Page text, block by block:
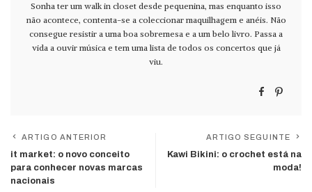
Sonha ter um walk in closet desde pequenina, mas enquanto isso
não acontece, contenta-se a coleccionar maquilhagem e anéis. Não
consegue resistir a uma boa sobremesa e a um belo livro. Passa a
vida a ouvir música e tem uma lista de todos os concertos que já
viu.
ARTIGO ANTERIOR
it market: o novo conceito
para conhecer novas marcas
nacionais
ARTIGO SEGUINTE
Kawi Bikini: o crochet está na
moda!